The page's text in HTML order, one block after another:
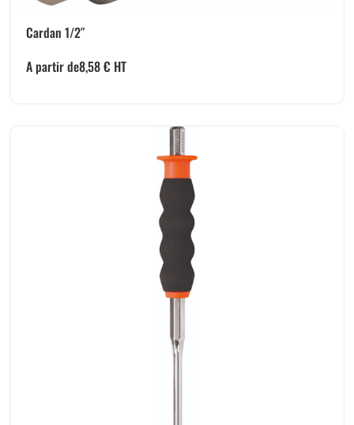
Cardan 1/2″
A partir de8,58€ HT